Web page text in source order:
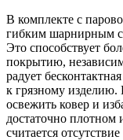
В комплекте с
гибким шарнирным
Это способствует
покрытию,
радует
к грязному изделию.
освежить ковер и
достаточно плотном
считается